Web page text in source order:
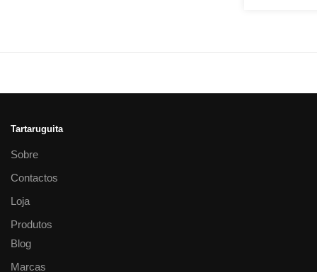
Tartaruguita
Sobre
Contactos
Loja
Produtos
Blog
Marcas